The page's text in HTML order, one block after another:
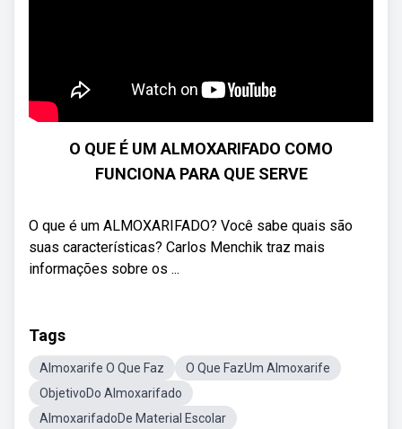
O QUE É UM ALMOXARIFADO COMO
FUNCIONA PARA QUE SERVE
O que é um ALMOXARIFADO? Você sabe quais são
suas características? Carlos Menchik traz mais
informações sobre os ...
Tags
Almoxarife O Que Faz
O Que FazUm Almoxarife
ObjetivoDo Almoxarifado
AlmoxarifadoDe Material Escolar